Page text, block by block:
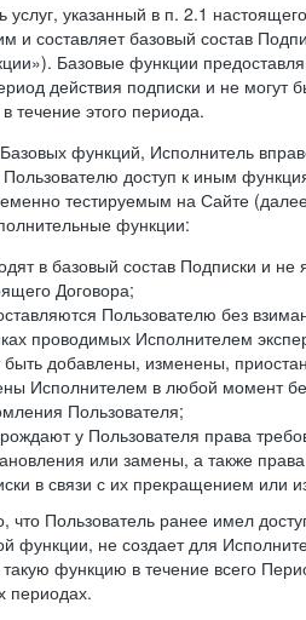
услуг, указанный в п. 2.1
и составляет базовый состав
Базовые функции
действия подписки и не могут
течение этого периода.
функций, Исполнитель
Пользователю доступ к иным
тестируемым на Сайте
функции:
в базовый состав Подписки и
Договора;
Пользователю без
проводимых Исполнителем
быть добавлены, изменены,
Исполнителем в любой момент
Пользователя;
у Пользователя права
или замены, а также
в связи с их прекращением или
что Пользователь ранее имел
функции, не создает для
такую функцию в течение всего
периодах.